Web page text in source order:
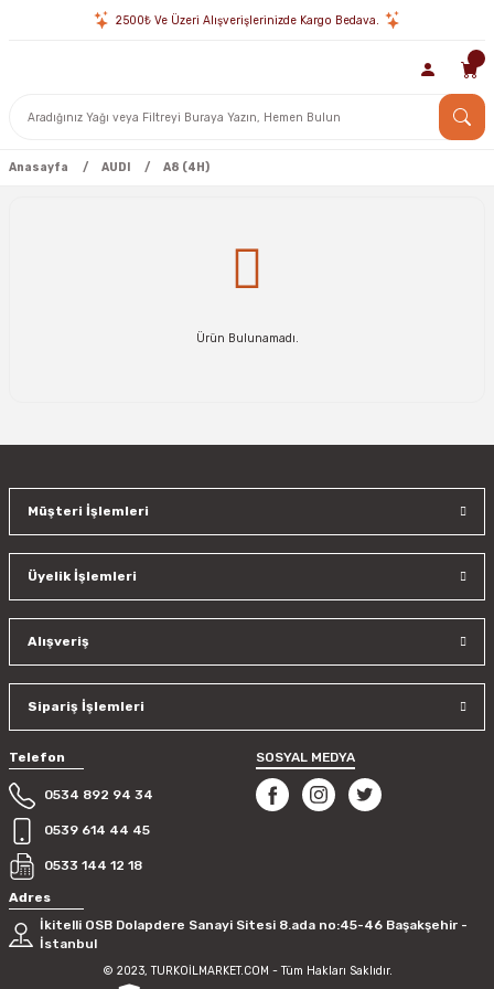
2500₺ Ve Üzeri Alışverişlerinizde Kargo Bedava.
Anasayfa AUDI A8 (4H)
Ürün Bulunamadı.
Müşteri İşlemleri
Üyelik İşlemleri
Alışveriş
Sipariş İşlemleri
Telefon
0534 892 94 34
0539 614 44 45
0533 144 12 18
SOSYAL MEDYA
Adres
İkitelli OSB Dolapdere Sanayi Sitesi 8.ada no:45-46 Başakşehir -
İstanbul
© 2023, TURKOİLMARKET.COM - Tüm Hakları Saklıdır.